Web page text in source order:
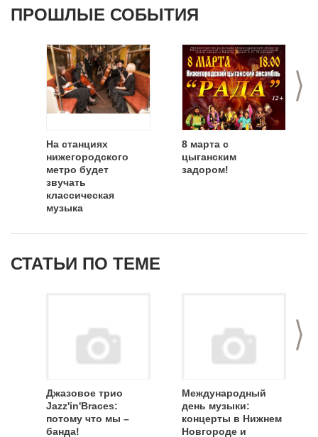
ПРОШЛЫЕ СОБЫТИЯ
>
На станциях
нижегородского
метро будет
звучать
классическая
музыка
8 марта с
цыганским
задором!
СТАТЬИ ПО ТЕМЕ
>
Джазовое трио
Jazz'in'Braces:
потому что мы –
банда!
Международный
день музыки:
концерты в Нижнем
Новгороде и